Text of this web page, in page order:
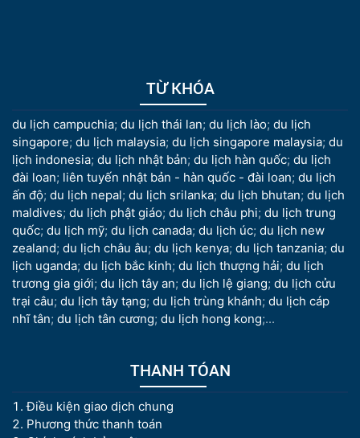
TỪ KHÓA
du lịch campuchia; du lịch thái lan; du lịch lào; du lịch
singapore; du lịch malaysia; du lịch singapore malaysia; du
lịch indonesia; du lịch nhật bản; du lịch hàn quốc; du lịch
đài loan; liên tuyến nhật bản - hàn quốc - đài loan; du lịch
ấn độ; du lịch nepal; du lịch srilanka; du lịch bhutan; du lịch
maldives; du lịch phật giáo; du lịch châu phi; du lịch trung
quốc; du lịch mỹ; du lịch canada; du lịch úc; du lịch new
zealand; du lịch châu âu; du lịch kenya; du lịch tanzania; du
lịch uganda; du lịch bắc kinh; du lịch thượng hải; du lịch
trương gia giới; du lịch tây an; du lịch lệ giang; du lịch cửu
trại câu; du lịch tây tạng; du lịch trùng khánh; du lịch cáp
nhĩ tân; du lịch tân cương; du lịch hong kong;...
THANH TÓAN
Điều kiện giao dịch chung
Phương thức thanh toán